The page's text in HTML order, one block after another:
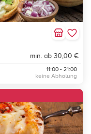
min. ab 30,00 €
11:00 - 21:00
keine Abholung